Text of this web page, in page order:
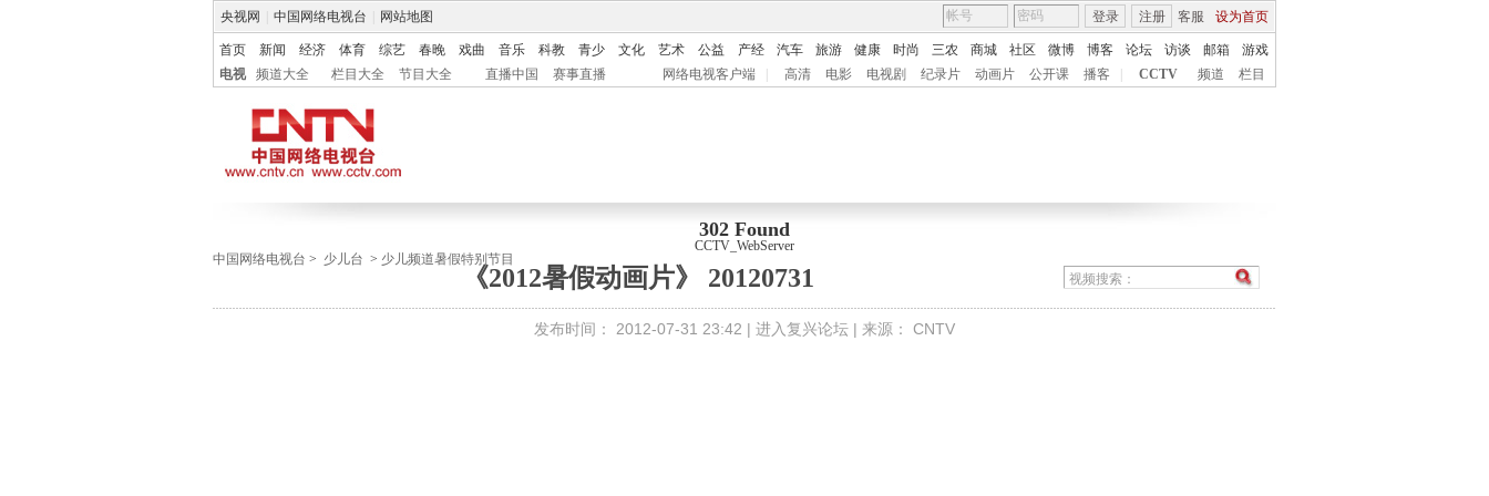
央视网 中国网络电视台 网站地图 客服 设为首页
登录 注册
首页 新闻 经济 体育 综艺 春晚 戏曲 音乐 科教 青少 文化 艺术 公益 产经 汽车 旅游 健康 时尚 三农 商城 社区 微博 博客 论坛 访谈 邮箱
游戏
电视
频道大全 栏目大全 节目大全 直播中国 赛事直播 网络电视客户端 高清 电影 电视剧 纪录片 动画片 公开课 播客 CCTV 频道 栏目
302 Found
CCTV_WebServer
中国网络电视台 > 少儿台 > 少儿频道暑假特别节目
《2012暑假动画片》 20120731
发布时间： 2012-07-31 23:42 | 进入复兴论坛 | 来源： CNTV